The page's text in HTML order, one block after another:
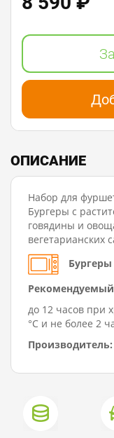
ОПИСАНИЕ
Набор для
Бургеры с
говядины и
вегетарианских
до 12 часов при
°C и не более 2
Производитель: